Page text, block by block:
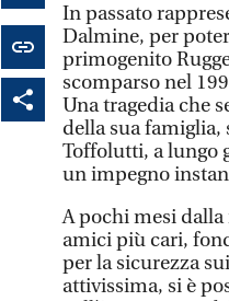
In passato
Dalmine, per
primogenito
scomparso nel
Una tragedia che
della sua famiglia,
Toffolutti, a lungo
un impegno
A pochi mesi
amici più cari,
per la sicurezza
attivissima, si è